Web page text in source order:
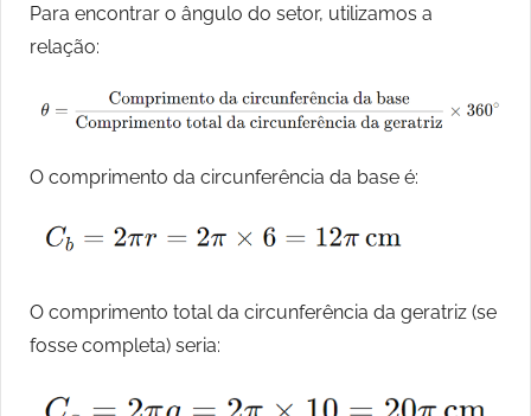
Para encontrar o ângulo do setor, utilizamos a
relação:
O comprimento da circunferência da base é:
O comprimento total da circunferência da geratriz (se
fosse completa) seria: